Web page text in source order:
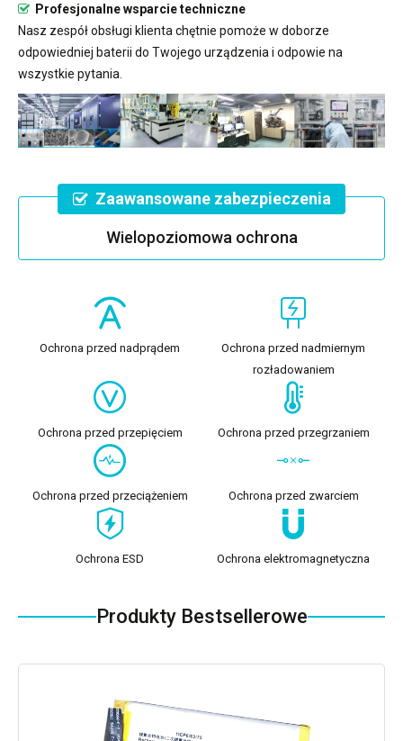
Profesjonalne wsparcie techniczne
Nasz zespół obsługi klienta chętnie pomoże w doborze
odpowiedniej baterii do Twojego urządzenia i odpowie na
wszystkie pytania.
Zaawansowane zabezpieczenia
Wielopoziomowa ochrona
Ochrona przed nadprądem
Ochrona przed nadmiernym
rozładowaniem
Ochrona przed przepięciem Ochrona przed przegrzaniem
Ochrona przed przeciążeniem Ochrona przed zwarciem
Ochrona ESD Ochrona elektromagnetyczna
Produkty Bestsellerowe